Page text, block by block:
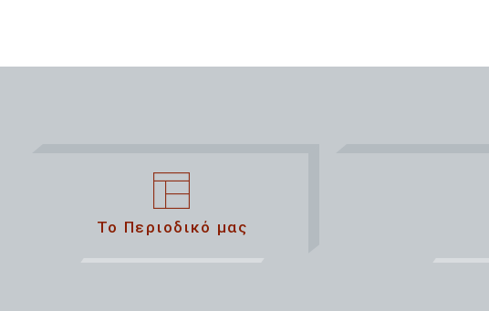
Το Περιοδικό μας